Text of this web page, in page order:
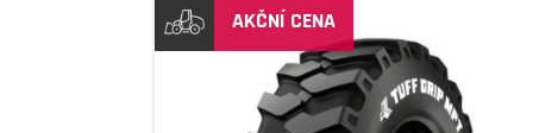
AKČNÍ CENA